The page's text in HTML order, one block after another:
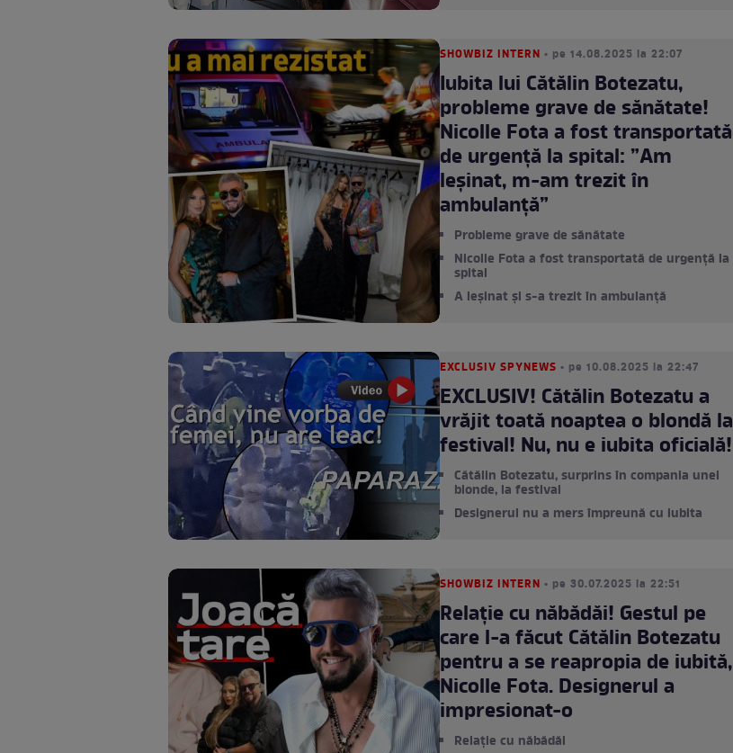
SHOWBIZ INTERN • pe 14.08.2025 la 22:07
Iubita lui Cătălin Botezatu,
probleme grave de sănătate!
Nicolle Fota a fost transportată
de urgență la spital: ”Am
leșinat, m-am trezit în
ambulanță”
Probleme grave de sănătate
Nicolle Fota a fost transportată de urgență la
spital
A leșinat și s-a trezit în ambulanță
EXCLUSIV SPYNEWS • pe 10.08.2025 la 22:47
EXCLUSIV! Cătălin Botezatu a
vrăjit toată noaptea o blondă la
festival! Nu, nu e iubita oficială!
Cătălin Botezatu, surprins în compania unei
blonde, la festival
Designerul nu a mers împreună cu iubita
SHOWBIZ INTERN • pe 30.07.2025 la 22:51
Relație cu năbădăi! Gestul pe
care l-a făcut Cătălin Botezatu
pentru a se reapropia de iubită,
Nicolle Fota. Designerul a
impresionat-o
Relație cu năbădăi